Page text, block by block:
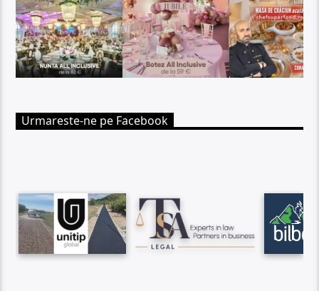
Urmareste-ne pe Facebook